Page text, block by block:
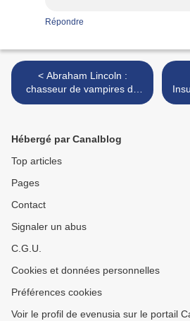
Répondre
< Abraham Lincoln :
chasseur de vampires de
Timur Bekmambetov
Hébergé par Canalblog
Top articles
Pages
Contact
Signaler un abus
C.G.U.
Cookies et données personnelles
Préférences cookies
Voir le profil de evenusia sur le portail